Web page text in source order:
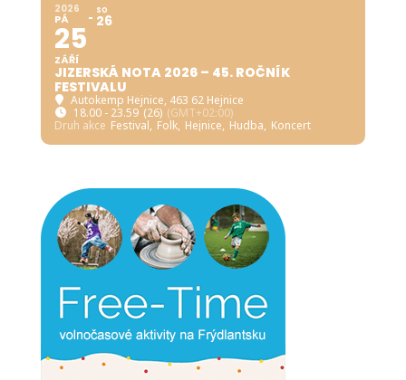
2026
PÁ
25
ZÁŘÍ
SO
26
JIZERSKÁ NOTA 2026 – 45. ROČNÍK
FESTIVALU
Autokemp Hejnice, 463 62 Hejnice
18.00 - 23.59 (26) (GMT+02:00)
Druh akce Festival, Folk, Hejnice, Hudba, Koncert